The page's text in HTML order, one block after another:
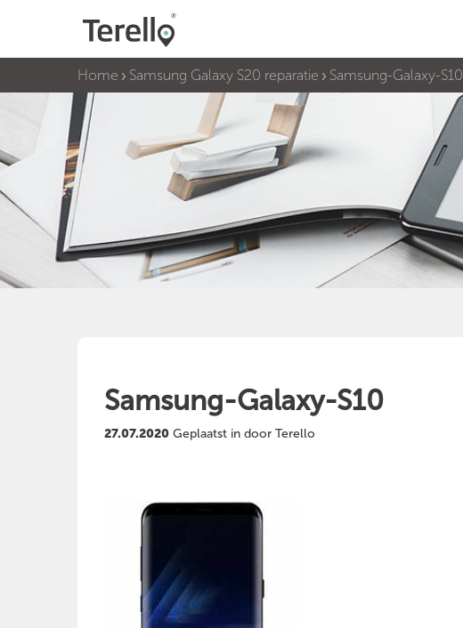
Home Samsung Galaxy S20 reparatie Samsung-Galaxy-S10
Samsung-Galaxy-S10
27.07.2020 Geplaatst in door Terello